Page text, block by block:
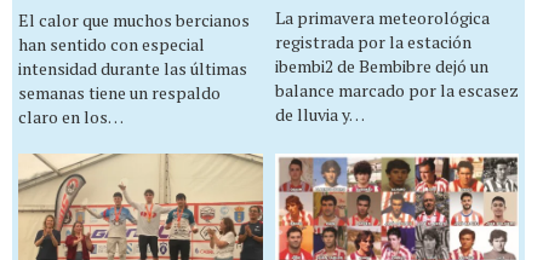
El calor que muchos bercianos
han sentido con especial
intensidad durante las últimas
semanas tiene un respaldo
claro en los…
La primavera meteorológica
registrada por la estación
ibembi2 de Bembibre dejó un
balance marcado por la escasez
de lluvia y…